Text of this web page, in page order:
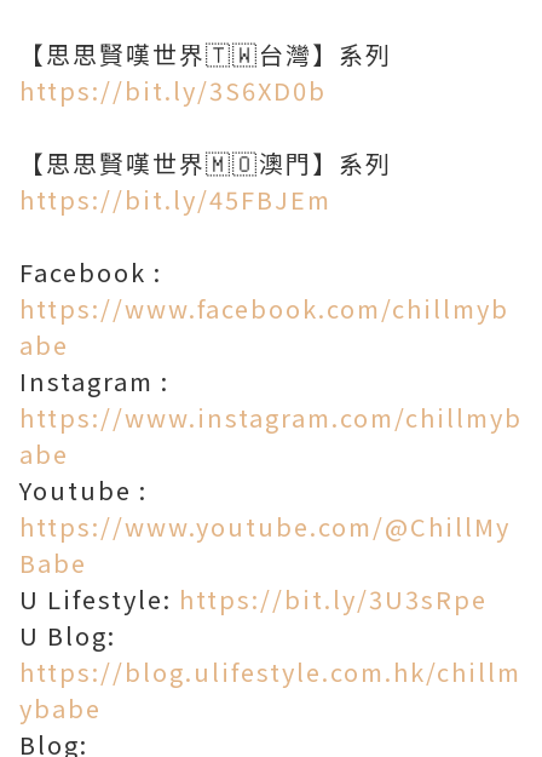
https://bit.ly/3S6XD0b
https://bit.ly/45FBJEm
Facebook :
https://www.facebook.com/chillmyb
abe​
Instagram :
https://www.instagram.com/chillmyb
abe
Youtube :
https://www.youtube.com/@ChillMy
Babe
U Lifestyle: https://bit.ly/3U3sRpe
U Blog:
https://blog.ulifestyle.com.hk/chillm
ybabe
Blog: